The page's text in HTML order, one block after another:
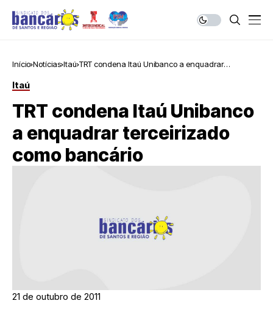
Início Notícias Itaú TRT condena Itaú Unibanco a enquadrar
Itaú
TRT condena Itaú Unibanco
a enquadrar terceirizado
como bancário
21 de outubro de 2011